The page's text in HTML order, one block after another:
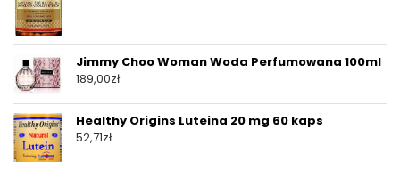
Jimmy Choo Woman Woda Perfumowana 100ml
189,00zł
Healthy Origins Luteina 20 mg 60 kaps
52,71zł